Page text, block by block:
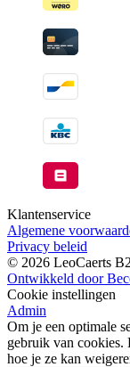
Klantenservice
Algemene
Privacy beleid
© 2026 LeoCaerts
Ontwikkeld door
Cookie instellingen
Admin
Om je een optimale
gebruik van cookies.
hoe je ze kan